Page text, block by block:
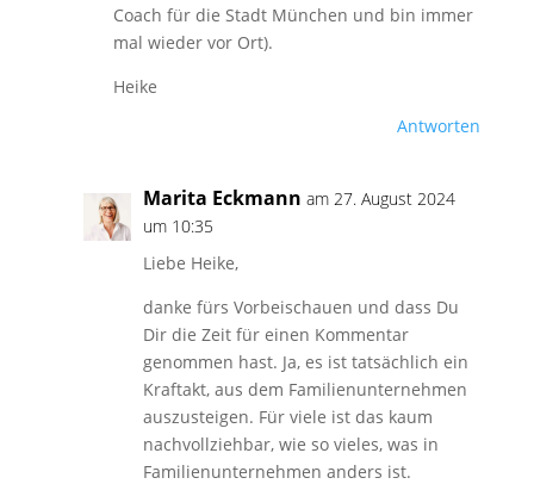
Coach für die Stadt München und bin immer
mal wieder vor Ort).
Heike
Antworten
Marita Eckmann am 27. August 2024
um 10:35
Liebe Heike,
danke fürs Vorbeischauen und dass Du
Dir die Zeit für einen Kommentar
genommen hast. Ja, es ist tatsächlich ein
Kraftakt, aus dem Familienunternehmen
auszusteigen. Für viele ist das kaum
nachvollziehbar, wie so vieles, was in
Familienunternehmen anders ist.